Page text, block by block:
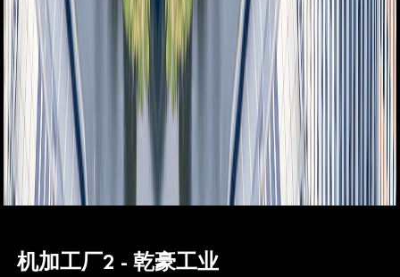
机加工厂2 - 乾豪工业